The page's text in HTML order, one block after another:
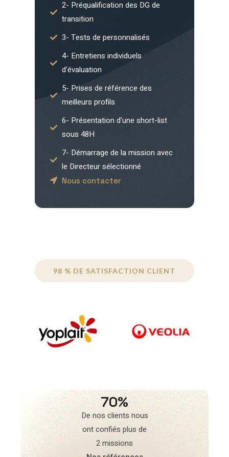
2- Préqualification des DG de
transition
3- Tests de personnalisés
4- Entretiens individuels
d'évaluation
5- Prises de référence des
meilleurs profils
6- Présentation d'une short-list
sous 48H
7- Démarrage de la mission avec
le Directeur sélectionné
Nous contacter
98 % DE SATISFACTION CLIENT
70%
De nos clients nous
ont confiés plus de
2 missions